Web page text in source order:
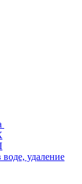
удаление